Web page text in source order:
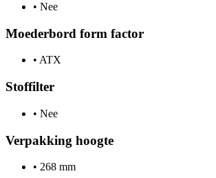
• Nee
Moederbord form factor
• ATX
Stoffilter
• Nee
Verpakking hoogte
• 268 mm